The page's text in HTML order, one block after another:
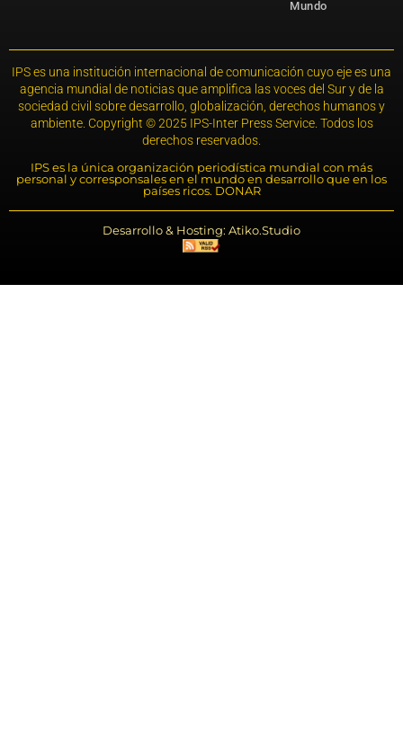
Mundo
IPS es una institución internacional de comunicación cuyo eje es una
agencia mundial de noticias que amplifica las voces del Sur y de la
sociedad civil sobre desarrollo, globalización, derechos humanos y
ambiente. Copyright © 2025 IPS-Inter Press Service. Todos los
derechos reservados.
IPS es la única organización periodística mundial con más
personal y corresponsales en el mundo en desarrollo que en los
países ricos. DONAR
Desarrollo & Hosting: Atiko.Studio